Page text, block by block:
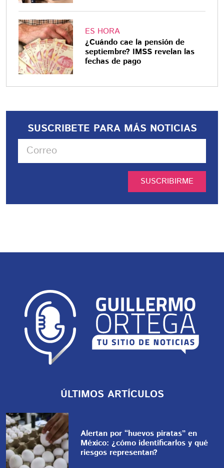
ES HORA
¿Cuándo cae la pensión de
septiembre? IMSS revelan las
fechas de pago
SUSCRIBETE PARA MÁS NOTICIAS
SUSCRIBIRME
ÚLTIMOS ARTÍCULOS
Alertan por “huevos piratas” en
México: ¿cómo identificarlos y qué
riesgos representan?